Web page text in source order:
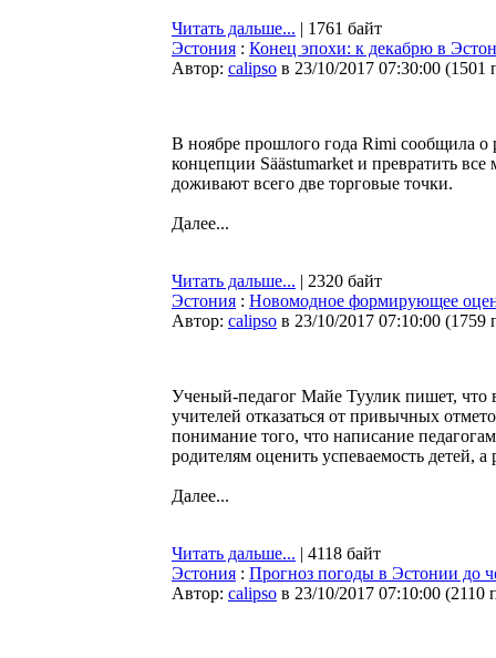
Читать дальше... | 1761 байт
Эстония : Конец эпохи: к декабрю в
Автор: calipso в 23/10/2017 07:30:00 (1501
В ноябре прошлого года Rimi сообщила о
концепции Säästumarket и превратить
доживают всего две торговые точки.
Далее...
Читать дальше... | 2320 байт
Эстония : Новомодное формирующее
Автор: calipso в 23/10/2017 07:10:00 (1759
Ученый-педагог Майе Туулик пишет, что
учителей отказаться от привычных
понимание того, что написание
родителям оценить успеваемость детей,
Далее...
Читать дальше... | 4118 байт
Эстония : Прогноз погоды в Эстонии до
Автор: calipso в 23/10/2017 07:10:00 (2110